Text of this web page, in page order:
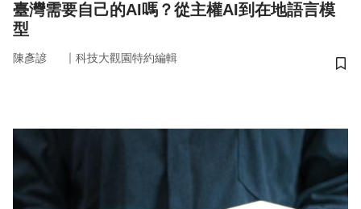
臺灣需要自己的AI嗎？從主權AI到在地語言模
型
陳彥諺 ｜ 科技大觀園特約編輯
儲